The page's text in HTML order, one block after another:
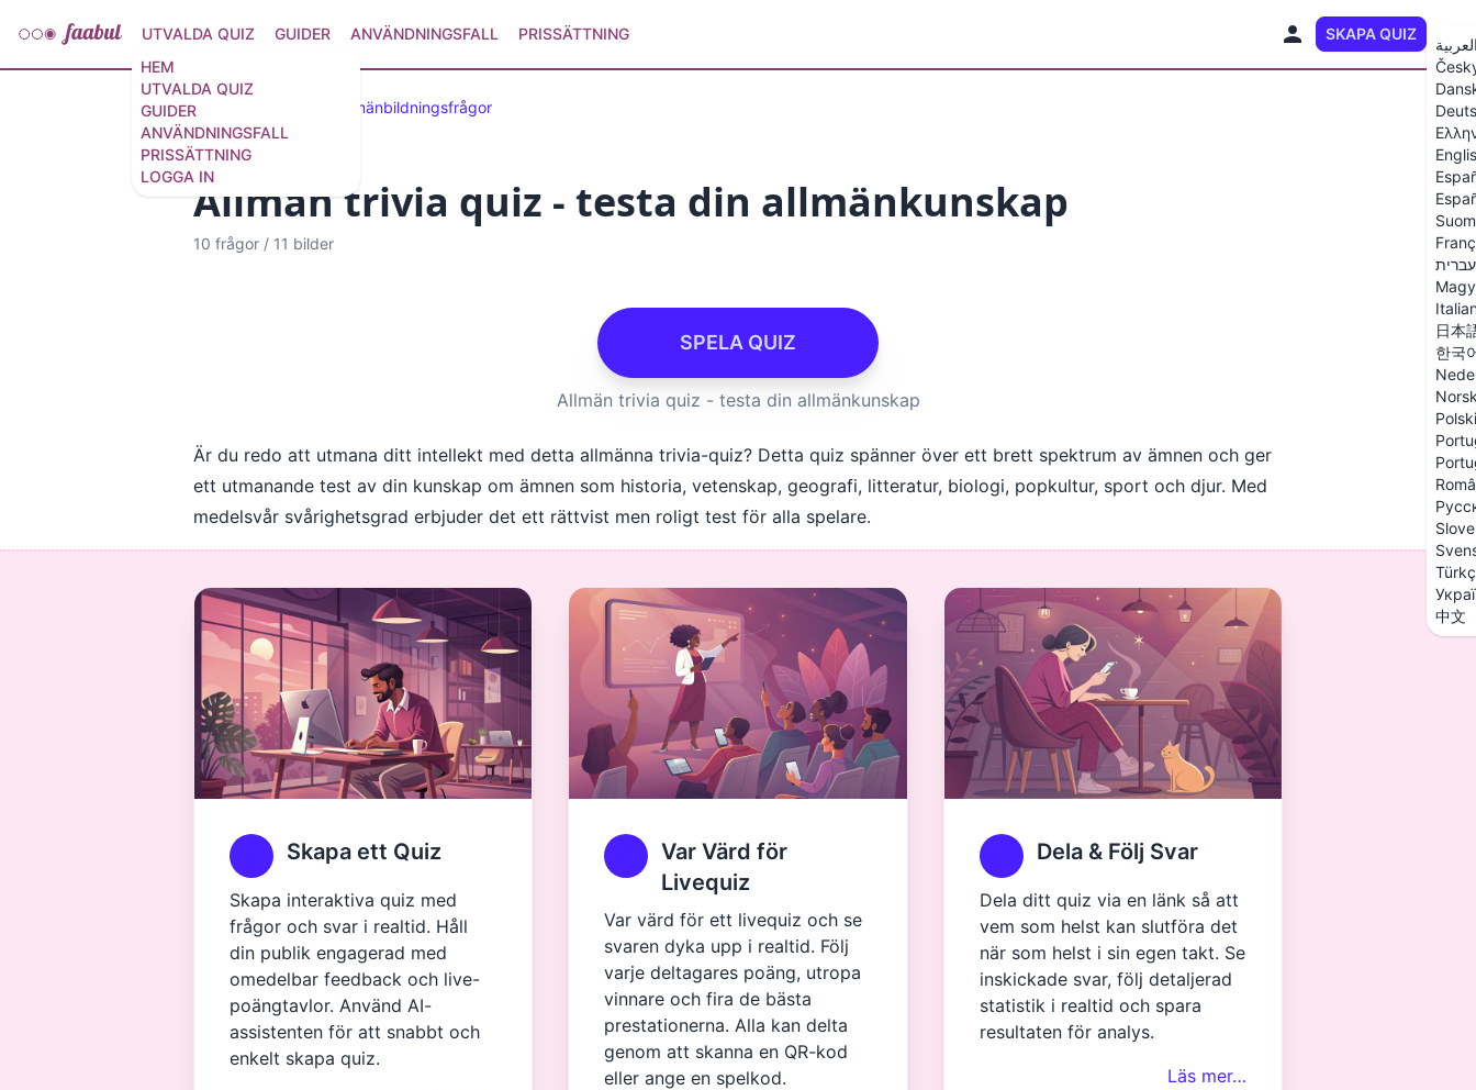
HEM
UTVALDA QUIZ
GUIDER
ANVÄNDNINGSFALL
PRISSÄTTNING
LOGGA IN
UTVALDA QUIZ GUIDER ANVÄNDNINGSFALL PRISSÄTTNING SKAPA QUIZ
עברית
日本
한국
Polski
中文
Utvalda quiz 50 allmänbildningsfrågor
Allmän trivia quiz - testa din allmänkunskap
10 frågor / 11 bilder
SPELA QUIZ
Allmän trivia quiz - testa din allmänkunskap
Är du redo att utmana ditt intellekt med detta allmänna trivia-quiz? Detta quiz spänner över ett brett spektrum av ämnen och ger
ett utmanande test av din kunskap om ämnen som historia, vetenskap, geografi, litteratur, biologi, popkultur, sport och djur. Med
medelsvår svårighetsgrad erbjuder det ett rättvist men roligt test för alla spelare.
Skapa ett Quiz
Skapa interaktiva quiz med
frågor och svar i realtid. Håll
din publik engagerad med
omedelbar feedback och live-
poängtavlor. Använd AI-
assistenten för att snabbt och
enkelt skapa quiz.
Var Värd för
Livequiz
Var värd för ett livequiz och se
svaren dyka upp i realtid. Följ
varje deltagares poäng, utropa
vinnare och fira de bästa
prestationerna. Alla kan delta
genom att skanna en QR-kod
eller ange en spelkod.
Dela & Följ Svar
Dela ditt quiz via en länk så att
vem som helst kan slutföra det
när som helst i sin egen takt. Se
inskickade svar, följ detaljerad
statistik i realtid och spara
resultaten för analys.
Läs mer…